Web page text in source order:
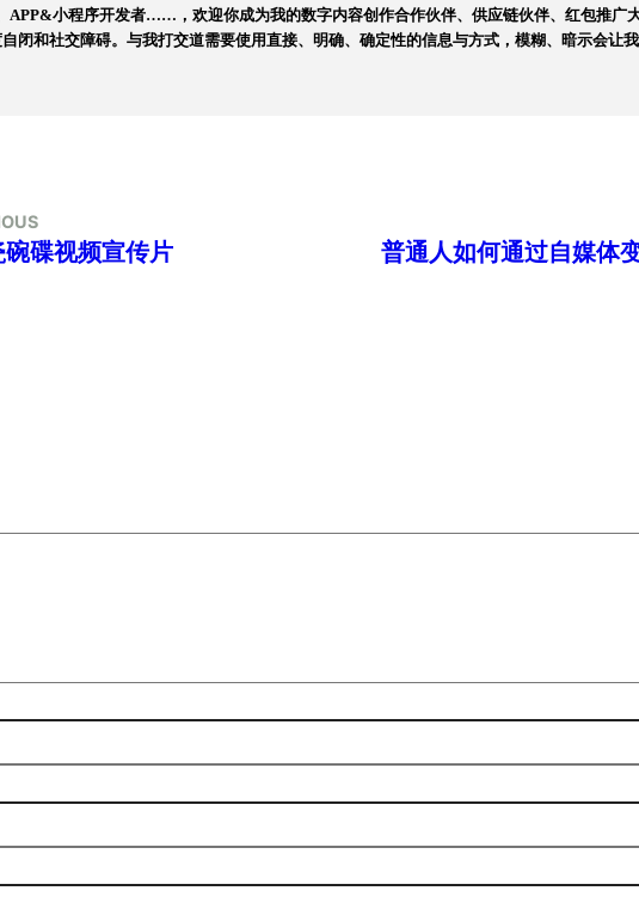
APP&小程序开发者……，欢迎你成为我的数字内容创作合作伙伴、供应链伙伴、红包推广
闭和社交障碍。与我打交道需要使用直接、明确、确定性的信息与方式，模糊、暗示会让
碟视频宣传片 普通人如何通过自媒体